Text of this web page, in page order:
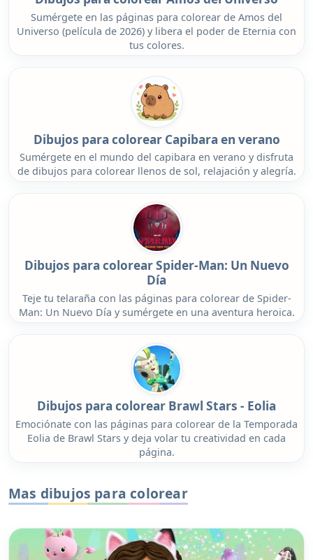
Sumérgete en las páginas para colorear de Amos del
Universo (película de 2026) y libera el poder de Eternia con
tus colores.
Dibujos para colorear Capibara en verano
Sumérgete en el mundo del capibara en verano y disfruta
de dibujos para colorear llenos de sol, relajación y alegría.
Dibujos para colorear Spider-Man: Un Nuevo
Día
Teje tu telaraña con las páginas para colorear de Spider-
Man: Un Nuevo Día y sumérgete en una aventura heroica.
Dibujos para colorear Brawl Stars - Eolia
Emociónate con las páginas para colorear de la Temporada
Eolia de Brawl Stars y deja volar tu creatividad en cada
página.
Mas dibujos para colorear